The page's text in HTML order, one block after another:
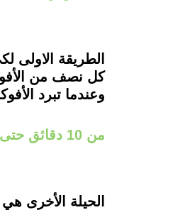
الطريقة الاولى
كل نصف من
وعندما تبرد
من 10 دقائق حتى ساعة